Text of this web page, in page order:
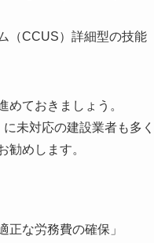
（CCUS）詳細型の技能
ておきましょう。
未対応の建設業者も多く
めします。
な労務費の確保」